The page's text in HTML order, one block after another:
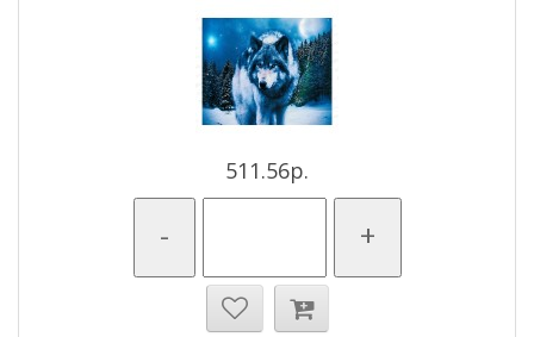
511.56р.
- +